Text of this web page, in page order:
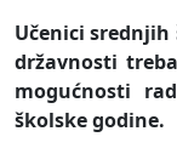
Učenici
državnosti
mogućnosti
školske godine.